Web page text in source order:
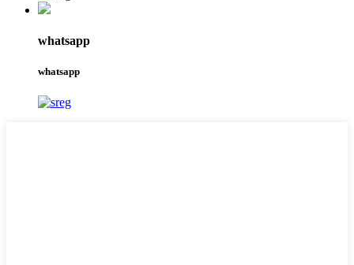
whatsapp
whatsapp